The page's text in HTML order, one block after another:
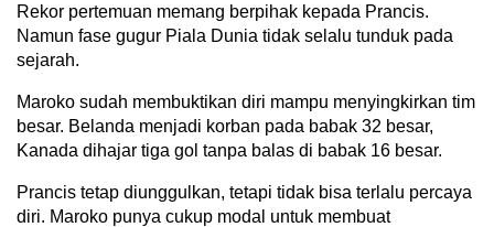
Rekor pertemuan memang berpihak kepada Prancis.
Namun fase gugur Piala Dunia tidak selalu tunduk pada
sejarah.
Maroko sudah membuktikan diri mampu menyingkirkan tim
besar. Belanda menjadi korban pada babak 32 besar,
Kanada dihajar tiga gol tanpa balas di babak 16 besar.
Prancis tetap diunggulkan, tetapi tidak bisa terlalu percaya
diri. Maroko punya cukup modal untuk membuat